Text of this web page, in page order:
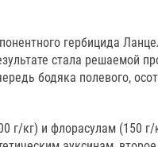
гербицида
стала решаемой
бодяка полевого,
г/кг) и флорасулам (150